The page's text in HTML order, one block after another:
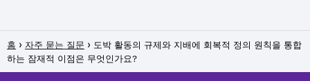
홈 자주 묻는 질문
도박 활동의 규제와 지배에 회복적 정의 원칙을 통합
하는 잠재적 이점은 무엇인가요?